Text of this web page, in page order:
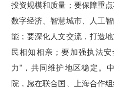
投资规模和质量；要保障重
数字经济、智慧城市、人工
能；要深化人文交流，打造
民相知相亲；要加强执法
力”，共同维护地区稳定。
院，愿在联合国、上海合作